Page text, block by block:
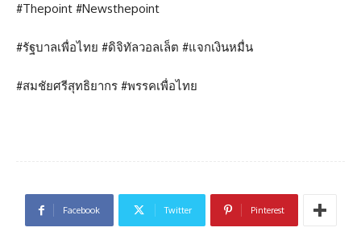
#Thepoint #Newsthepoint
#รัฐบาลเพื่อไทย #ดิจิทัลวอลเล็ต #แจกเงินหมื่น
#สมชัยศรีสุทธิยากร #พรรคเพื่อไทย
Facebook Twitter Pinterest